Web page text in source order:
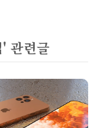
관련글